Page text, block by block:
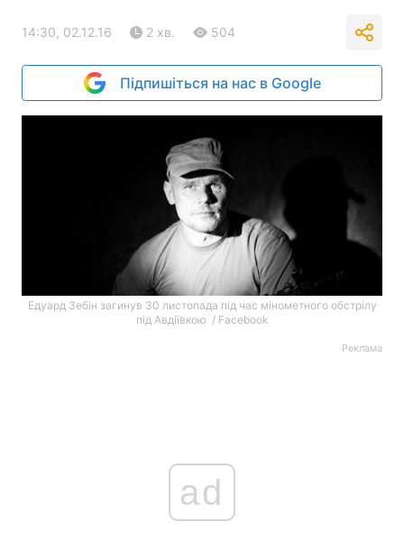
14:30, 02.12.16 2 хв. 504
Підпишіться на нас в Google
Едуард Зебін загинув 30 листопада під час мінометного обстрілу
під Авдіївкою / Facebook
Реклама
ad